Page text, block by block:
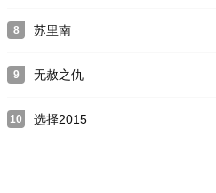
戏主宰”安耀翰（都敬秀 饰）来一
组织中又展现别样面孔的男人的故事。
8 苏里南
9 无赦之仇
10 选择2015